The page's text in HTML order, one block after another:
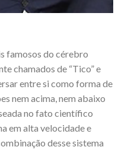
famosos do cérebro
chamados de “Tico” e
entre si como forma de
nem acima, nem abaixo
no fato científico
em alta velocidade e
desse sistema